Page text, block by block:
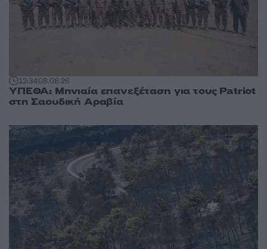
12:3408.08.26
ΥΠΕΘΑ: Μηνιαία επανεξέταση για τους Patriot
στη Σαουδική Αραβία